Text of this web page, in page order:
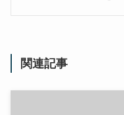
関連記事